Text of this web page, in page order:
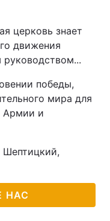
церковь знает
движения
победы,
мира для
Армии и
НАС